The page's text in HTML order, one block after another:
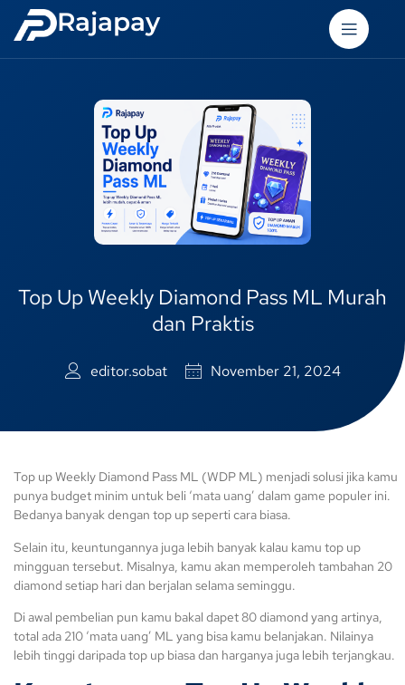
Rajapay
Top Up Weekly Diamond Pass ML Murah
dan Praktis
editor.sobat November 21, 2024
Top up Weekly Diamond Pass ML (WDP ML) menjadi solusi jika kamu
punya budget minim untuk beli ‘mata uang’ dalam game populer ini.
Bedanya banyak dengan top up seperti cara biasa.
Selain itu, keuntungannya juga lebih banyak kalau kamu top up
mingguan tersebut. Misalnya, kamu akan memperoleh tambahan 20
diamond setiap hari dan berjalan selama seminggu.
Di awal pembelian pun kamu bakal dapet 80 diamond yang artinya,
total ada 210 ‘mata uang’ ML yang bisa kamu belanjakan. Nilainya
lebih tinggi daripada top up biasa dan harganya juga lebih terjangkau.